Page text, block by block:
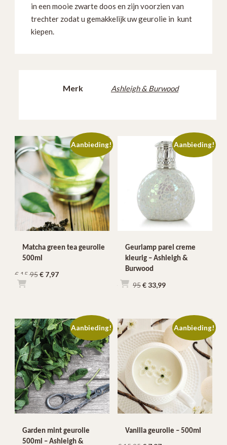
in een mooie zwarte doos en zijn voorzien van
trechter zodat u gemakkelijk uw geurolie in kunt
kiepen.
Merk Ashleigh & Burwood
Aanbieding!
Matcha green tea geurolie
500ml
€ 15,95Oorspronkelijke
€ 7,97Huidige
Aanbieding!
Geurlamp parel creme
kleurig – Ashleigh &
Burwood
€ 41,95Oorspronkelijke
€ 41,95.
€33,99Huidige
€ 33,99.
Aanbieding!
Garden mint geurolie
500ml – Ashleigh &
Aanbieding!
Vanilla geurolie – 500ml